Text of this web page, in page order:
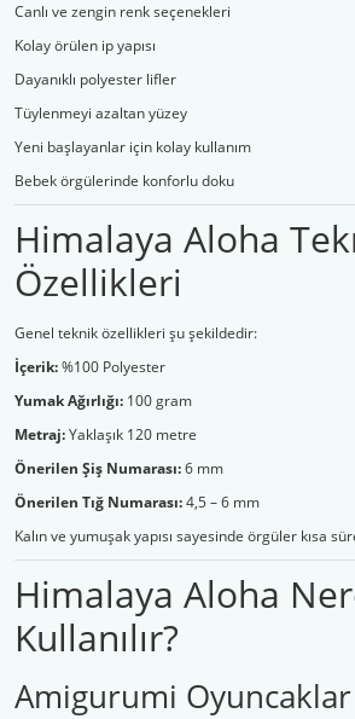
Canlı ve zengin renk seçenekleri
Kolay örülen ip yapısı
Dayanıklı polyester lifler
Tüylenmeyi azaltan yüzey
Yeni başlayanlar için kolay kullanım
Bebek örgülerinde konforlu doku
Himalaya Aloha
Özellikleri
Genel teknik özellikleri şu şekildedir:
İçerik:%100 Polyester
Yumak Ağırlığı: 100 gram
Metraj:Yaklaşık 120 metre
Önerilen Şiş Numarası:6 mm
Önerilen Tığ Numarası:4,5 – 6 mm
Kalın ve yumuşak yapısı sayesinde örgüler kısa
Himalaya Aloha
Kullanılır?
Amigurumi Oyuncaklar